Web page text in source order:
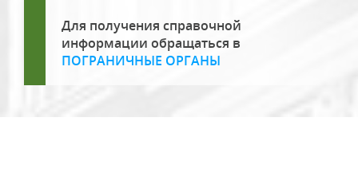
Для получения справочной
информации обращаться в
ПОГРАНИЧНЫЕ ОРГАНЫ